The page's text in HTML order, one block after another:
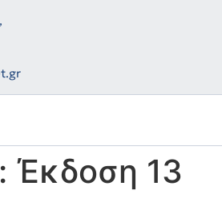
Έκδοση 13